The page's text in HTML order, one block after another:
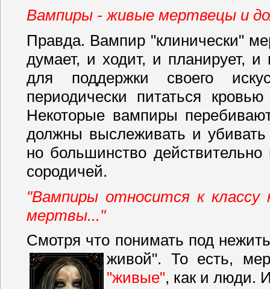
Вампиры - живые мертвецы и
Правда. Вампир "клинически"
думает, и ходит, и планирует, и
для поддержки своего
периодически питаться
Некоторые вампиры
должны выслеживать и
но большинство
сородичей.
"Вампиры относится к
мертвы..."
Смотря что понимать под
живой". То есть,
"живые", как и люди.